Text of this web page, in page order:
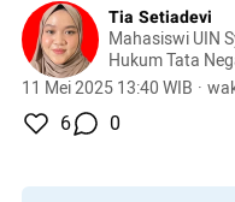
Tia Setiadevi
Mahasiswi UIN
Hukum Tata
11 Mei 2025 13:40 WIB ·
6 0